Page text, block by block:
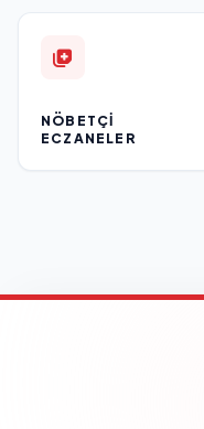
NÖBETÇI
ECZANELER